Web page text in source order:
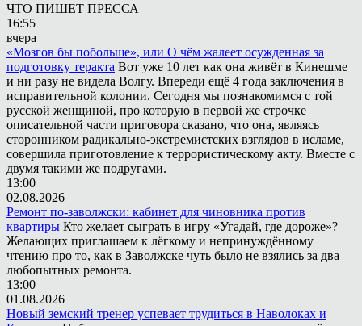
ЧТО ПИШЕТ ПРЕССА
16:55
вчера
«Мозгов бы побольше», или О чём жалеет осужденная за
подготовку теракта Вот уже 10 лет как она живёт в Кинешме
и ни разу не видела Волгу. Впереди ещё 4 года заключения в
исправительной колонии. Сегодня мы познакомимся с той
русской женщиной, про которую в первой же строчке
описательной части приговора сказано, что она, являясь
сторонником радикально-экстремистских взглядов в исламе,
совершила приготовление к террористическому акту. Вместе с
двумя такими же подругами.
13:00
02.08.2026
Ремонт по-заволжски: кабинет для чиновника против
квартиры Кто желает сыграть в игру «Угадай, где дороже»?
Желающих приглашаем к лёгкому и непринуждённому
чтению про то, как в Заволжске чуть было не взялись за два
любопытных ремонта.
13:00
01.08.2026
Новый земский тренер успевает трудиться в Наволоках и